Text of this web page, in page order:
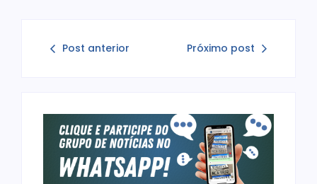
Post anterior Próximo post